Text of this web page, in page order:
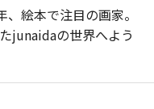
、絵本で注目の画家。
junaidaの世界へよう